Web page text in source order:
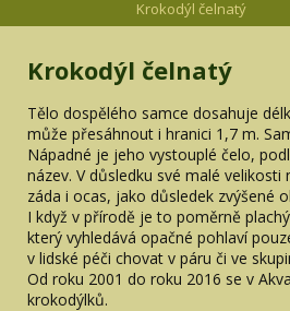
Krokodýl čelnatý
Krokodýl čelnatý
Tělo dospělého samce dosahuje
může přesáhnout i hranici 1,7 m.
Nápadné je jeho vystouplé čelo,
název. V důsledku své malé velikosti
záda i ocas, jako důsledek zvýšené
I když v přírodě je to poměrně
který vyhledává opačné pohlaví
v lidské péči chovat v páru či ve
Od roku 2001 do roku 2016 se v
krokodýlků.